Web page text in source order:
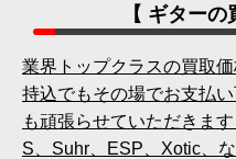
【 ギターの
業界トップクラスの買取
持込でもその場でお支払
も頑張らせていただきま
S、Suhr、ESP、Xotic、